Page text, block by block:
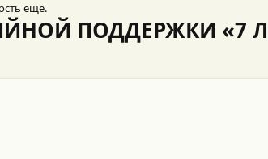
еще.
ПОДДЕРЖКИ «7